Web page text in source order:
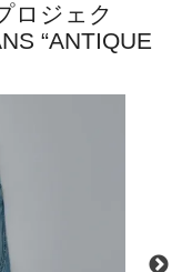
ロジェク
“ANTIQUE